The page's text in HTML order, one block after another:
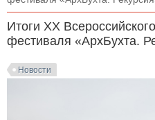
Итоги XX
фестиваля «АрхБухта.
Новости